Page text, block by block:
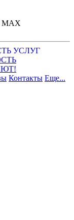
УСЛУГ
Контакты Еще...